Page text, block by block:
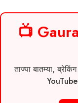
📺
ताज्या बातम्या,